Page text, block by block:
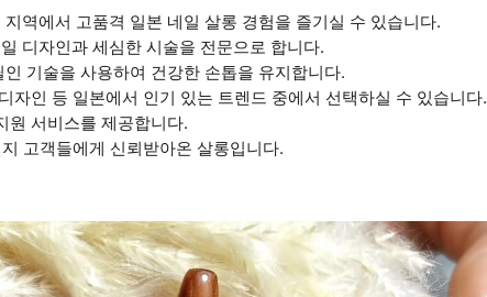
역에서 고품격 일본 네일 살롱 경험을 즐기실 수 있습니다.
디자인과 세심한 시술을 전문으로 합니다.
기술을 사용하여 건강한 손톱을 유지합니다.
자인 등 일본에서 인기 있는 트렌드 중에서 선택하실 수 있습니다.
원 서비스를 제공합니다.
고객들에게 신뢰받아온 살롱입니다.